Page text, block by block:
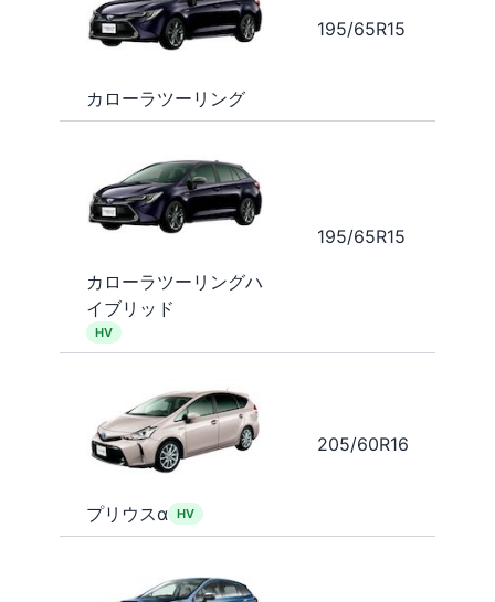
カローラツーリング
195/65R15
カローラツーリングハ
イブリッド
HV
195/65R15
プリウスα HV
205/60R16